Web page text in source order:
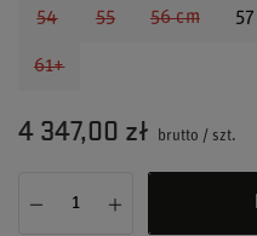
54
55 56 cm 57
61+
4 347,00 zł brutto / szt.